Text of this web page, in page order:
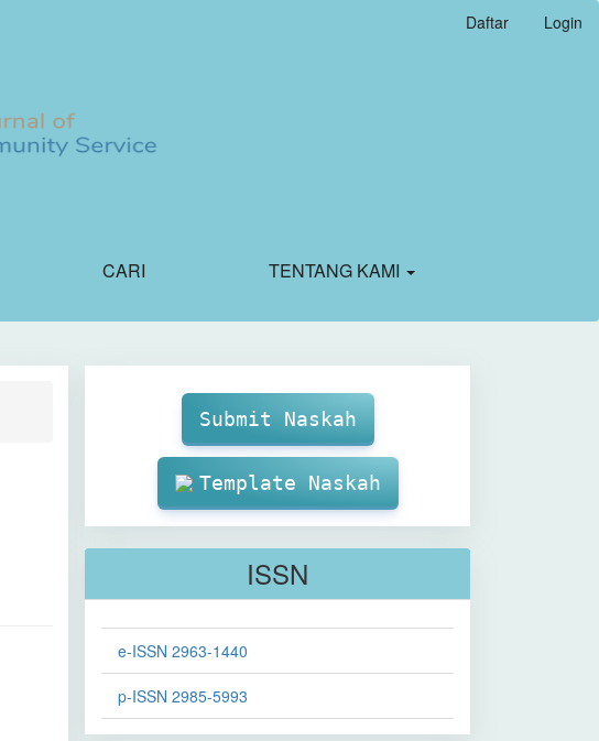
Daftar Login
CARI TENTANG KAMI
SubmissionSubmit Naskah
Template Naskah
ISSN
e-ISSN 2963-1440
p-ISSN 2985-5993